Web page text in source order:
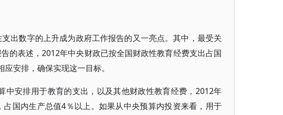
出数字的上升成为政府工作报告的又一亮点。其中，最受关
的表述，2012年中央财政已按全国财政性教育经费支出占国
安排，确保实现这一目标。
中安排用于教育的支出，以及其他财政性教育经费，2012年
国内生产总值4％以上。如果从中央预算内投资来看，用于